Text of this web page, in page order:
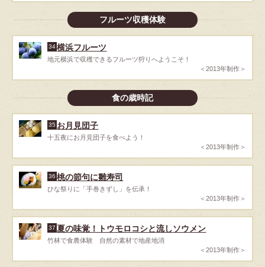
フルーツ収穫体験
34 横浜フルーツ
地元横浜で収穫できるフルーツ狩りへようこそ！
＜2013年制作＞
食の歳時記
35 お月見団子
十五夜にお月見団子を食べよう！
＜2013年制作＞
36 桃の節句に雛寿司
ひな祭りに「手巻きずし」を伝承！
＜2013年制作＞
37 夏の味覚！トウモロコシと流しソウメン
竹林で食農体験 自然の素材で地産地消
＜2013年制作＞